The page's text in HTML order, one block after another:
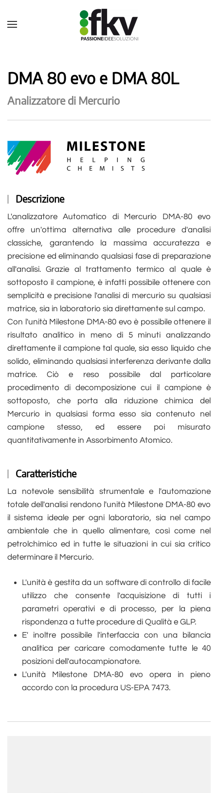
DMA 80 evo e DMA 80L
Analizzatore di Mercurio
Descrizione
L'analizzatore Automatico di Mercurio DMA-80 evo
offre un'ottima alternativa alle procedure d'analisi
classiche, garantendo la massima accuratezza e
precisione ed eliminando qualsiasi fase di preparazione
all'analisi. Grazie al trattamento termico al quale è
sottoposto il campione, è infatti possibile ottenere con
semplicità e precisione l'analisi di mercurio su qualsiasi
matrice, sia in laboratorio sia direttamente sul campo.
Con l'unità Milestone DMA-80 evo è possibile ottenere il
risultato analitico in meno di 5 minuti analizzando
direttamente il campione tal quale, sia esso liquido che
solido, eliminando qualsiasi interferenza derivante dalla
matrice. Ciò e reso possibile dal particolare
procedimento di decomposizione cui il campione è
sottoposto, che porta alla riduzione chimica del
Mercurio in qualsiasi forma esso sia contenuto nel
campione stesso, ed essere poi misurato
quantitativamente in Assorbimento Atomico.
Caratteristiche
La notevole sensibilità strumentale e l'automazione
totale dell'analisi rendono l'unità Milestone DMA-80 evo
il sistema ideale per ogni laboratorio, sia nel campo
ambientale che in quello alimentare, così come nel
petrolchimico ed in tutte le situazioni in cui sia critico
determinare il Mercurio.
L'unità è gestita da un software di controllo di facile
utilizzo che consente l'acquisizione di tutti i
parametri operativi e di processo, per la piena
rispondenza a tutte procedure di Qualità e GLP.
E' inoltre possibile l'interfaccia con una bilancia
analitica per caricare comodamente tutte le 40
posizioni dell'autocampionatore.
L'unità Milestone DMA-80 evo opera in pieno
accordo con la procedura US-EPA 7473.